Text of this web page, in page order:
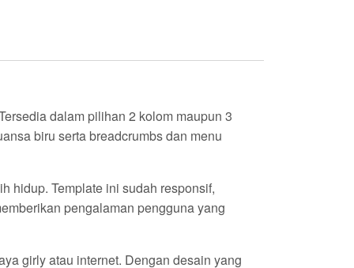
dalam pilihan 2 kolom maupun 3
biru serta breadcrumbs dan menu
hidup. Template ini sudah responsif,
pengalaman pengguna yang
girly atau internet. Dengan desain yang